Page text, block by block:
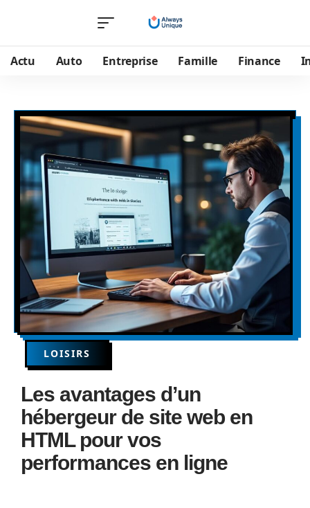
Actu Auto Entreprise Famille Finance
LOISIRS
Les avantages d’un
hébergeur de site web en
HTML pour vos
performances en ligne